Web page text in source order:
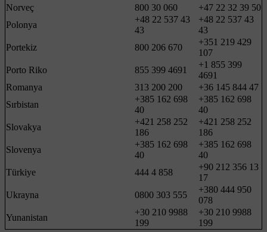
Norveç
800 30 060
+47 22 32 39 50
Polonya
+48 22 537 43
43
+48 22 537 43
43
Portekiz
800 206 670
+351 219 429
107
Porto Riko
855 399 4691
+1 855 399
4691
Romanya
313 200 200
+36 145 844 47
Sırbistan
+385 162 698
40
+385 162 698
40
Slovakya
+421 258 252
186
+421 258 252
186
Slovenya
+385 162 698
40
+385 162 698
40
Türkiye
444 4 858
+90 212 356 13
17
Ukrayna
0800 303 555
+380 444 950
078
Yunanistan
+30 210 9988
199
+30 210 9988
199